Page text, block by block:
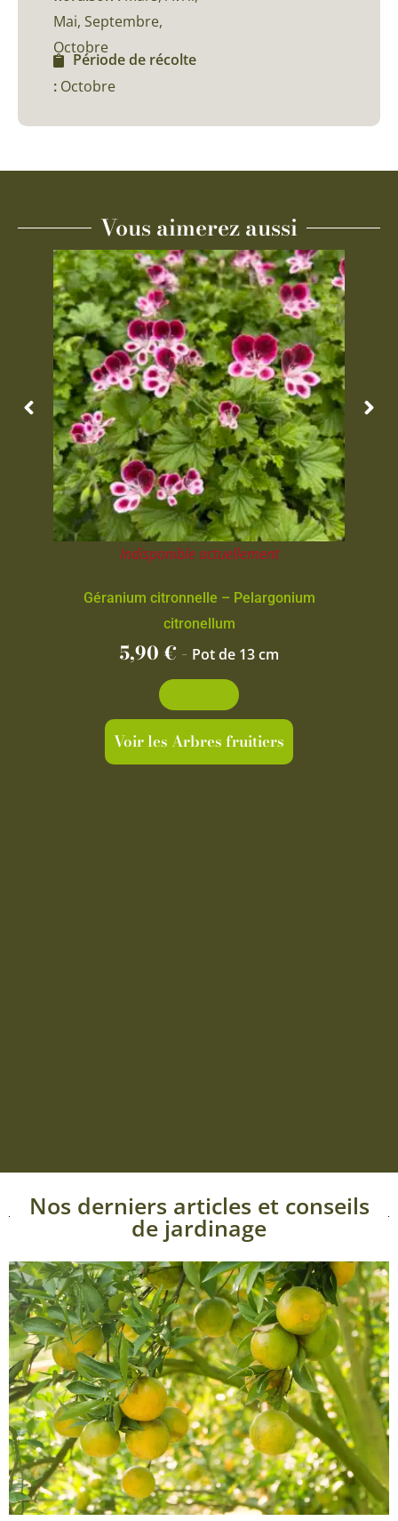
Mai, Septembre,
Octobre
Période de récolte
: Octobre
Vous aimerez aussi
Indisponible actuellement
Géranium citronnelle – Pelargonium
citronellum
5,90€ - Pot de 13 cm
Voir les Arbres fruitiers
Nos derniers articles et conseils
de jardinage